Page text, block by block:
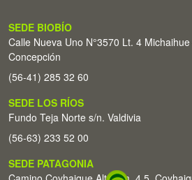
SEDE BIOBÍO
Calle Nueva Uno N°3570 Lt. 4
Concepción
(56-41) 285 32 60
SEDE LOS RÍOS
Fundo Teja Norte s/n. Valdivia
(56-63) 233 52 00
SEDE PATAGONIA